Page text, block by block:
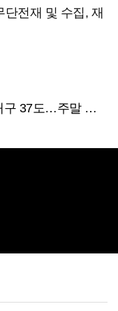
단전재 및 수집, 재
주말 한풀 꺾일까?